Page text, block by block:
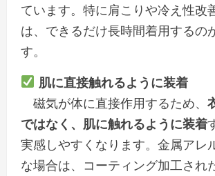
ています。特に肩こりや冷え性改
は、できるだけ長時間着用するの
す。
肌に直接触れるように装着
磁気が体に直接作用するため、
ではなく、肌に触れるように装着
実感しやすくなります。金属アレ
な場合は、コーティング加工され